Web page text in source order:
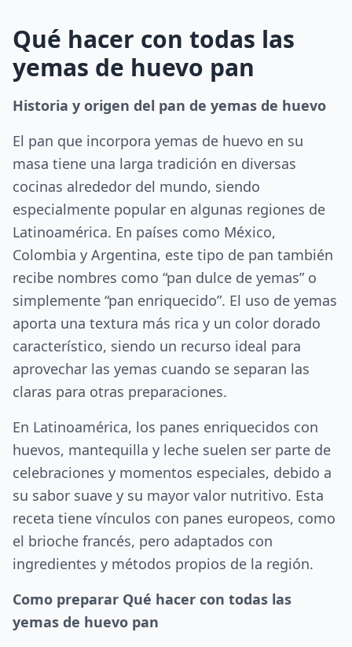
Qué hacer con todas las
yemas de huevo pan
Historia y origen del pan de yemas de huevo
El pan que incorpora yemas de huevo en su
masa tiene una larga tradición en diversas
cocinas alrededor del mundo, siendo
especialmente popular en algunas regiones de
Latinoamérica. En países como México,
Colombia y Argentina, este tipo de pan también
recibe nombres como “pan dulce de yemas” o
simplemente “pan enriquecido”. El uso de yemas
aporta una textura más rica y un color dorado
característico, siendo un recurso ideal para
aprovechar las yemas cuando se separan las
claras para otras preparaciones.
En Latinoamérica, los panes enriquecidos con
huevos, mantequilla y leche suelen ser parte de
celebraciones y momentos especiales, debido a
su sabor suave y su mayor valor nutritivo. Esta
receta tiene vínculos con panes europeos, como
el brioche francés, pero adaptados con
ingredientes y métodos propios de la región.
Como preparar Qué hacer con todas las
yemas de huevo pan